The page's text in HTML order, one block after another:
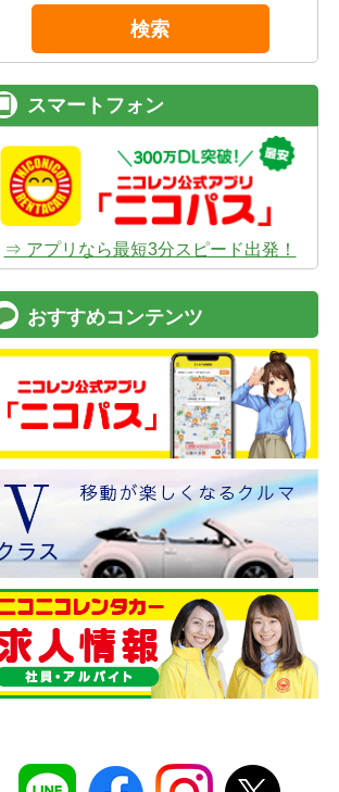
検索
スマートフォン
⇒ アプリなら最短3分スピード出発！
おすすめコンテンツ